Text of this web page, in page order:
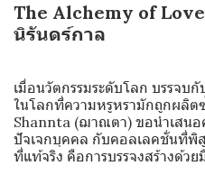
The Alchemy of
นิรันดร์กาล
เมื่อนวัตกรรมระดับโลก บรรจ
ในโลกที่ความหรูหรามักถูกผลิ
Shannta (ฌาณตา) ขอนำเสน
ปัจเจกบุคคล กับคอลเลคชั่นที่พิ
ที่แท้จริง คือการบรรจงสร้างด้วย